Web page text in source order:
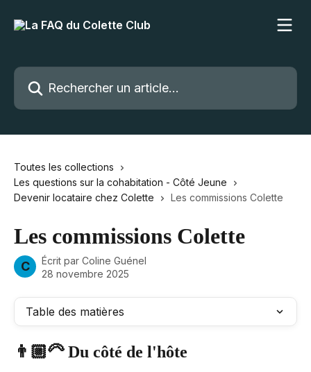
Rechercher un article...
Toutes les collections
Les questions sur la cohabitation - Côté Jeune
Devenir locataire chez Colette
Les commissions Colette
Les commissions Colette
C Écrit par Coline Guénel
28 novembre 2025
Table des matières
👨🏼‍🦳 Du côté de l'hôte